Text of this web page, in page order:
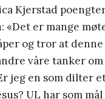
Kjerstad
«Det er mange
og tror at
våre tanker
jeg en som dilter
UL har som